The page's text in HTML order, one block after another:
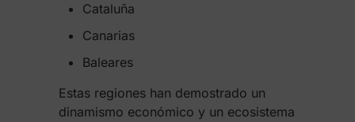
Cataluña
Canarias
Baleares
Estas regiones han demostrado un
dinamismo económico y un ecosistema